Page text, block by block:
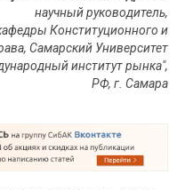
научный руководитель,
Конституционного и
Самарский Университет
институт рынка",
РФ, г. Самара